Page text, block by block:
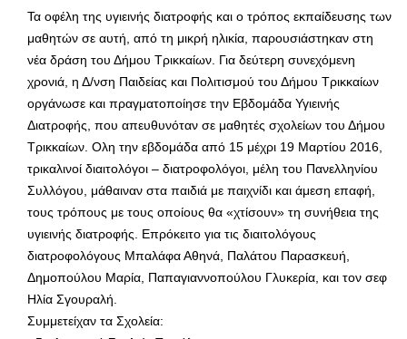
Τα οφέλη της υγιεινής διατροφής και ο τρόπος εκπαίδευσης των
μαθητών σε αυτή, από τη μικρή ηλικία, παρουσιάστηκαν στη
νέα δράση του Δήμου Τρικκαίων. Για δεύτερη συνεχόμενη
χρονιά, η Δ/νση Παιδείας και Πολιτισμού του Δήμου Τρικκαίων
οργάνωσε και πραγματοποίησε την Εβδομάδα Υγιεινής
Διατροφής, που απευθυνόταν σε μαθητές σχολείων του Δήμου
Τρικκαίων. Ολη την εβδομάδα από 15 μέχρι 19 Μαρτίου 2016,
τρικαλινοί διαιτολόγοι – διατροφολόγοι, μέλη του Πανελληνίου
Συλλόγου, μάθαιναν στα παιδιά με παιχνίδι και άμεση επαφή,
τους τρόπους με τους οποίους θα «χτίσουν» τη συνήθεια της
υγιεινής διατροφής. Επρόκειτο για τις διαιτολόγους
διατροφολόγους Μπαλάφα Αθηνά, Παλάτου Παρασκευή,
Δημοπούλου Μαρία, Παπαγιαννοπούλου Γλυκερία, και τον σεφ
Ηλία Σγουραλή.
Συμμετείχαν τα Σχολεία: